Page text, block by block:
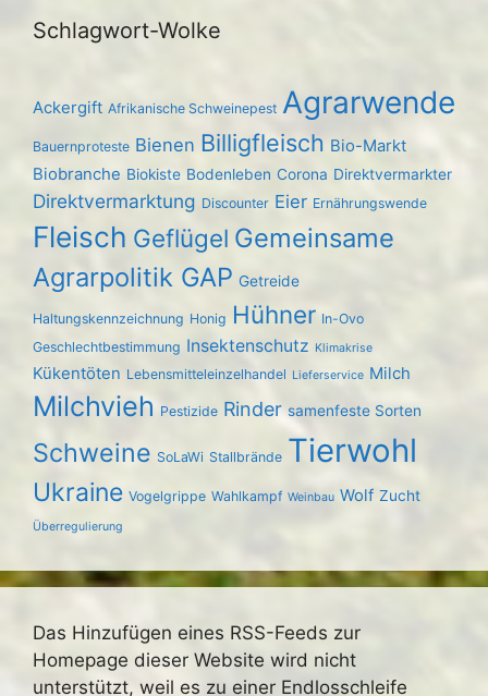
Schlagwort-Wolke
Ackergift Afrikanische Schweinepest Agrarwende
Bauernproteste Bienen Billigfleisch Bio-Markt
Biobranche Biokiste Bodenleben Corona Direktvermarkter
Direktvermarktung Discounter Eier Ernährungswende
Fleisch Geflügel Gemeinsame
Agrarpolitik GAP Getreide
Haltungskennzeichnung Honig Hühner In-Ovo
Geschlechtbestimmung Insektenschutz Klimakrise
Kükentöten Lebensmitteleinzelhandel Lieferservice Milch
Milchvieh Pestizide Rinder samenfeste Sorten
Schweine SoLaWi Stallbrände Tierwohl
Ukraine Vogelgrippe Wahlkampf Weinbau Wolf Zucht
Überregulierung
Das Hinzufügen eines RSS-Feeds zur
Homepage dieser Website wird nicht
unterstützt, weil es zu einer Endlosschleife